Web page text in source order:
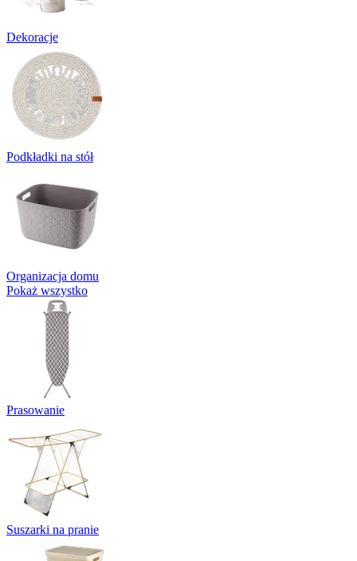
Dekoracje
Podkładki na stół
Organizacja domu
Pokaż wszystko
Prasowanie
Suszarki na pranie